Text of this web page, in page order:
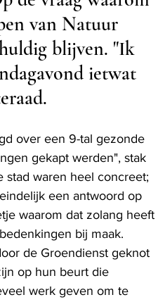
van Natuur
blijven. "Ik
ietwat
over een 9-tal gezonde
gekapt werden", stak
stad waren heel concreet;
een antwoord op
waarom dat zolang heeft
bij maak.
de Groendienst geknot
op hun beurt die
werk geven om te